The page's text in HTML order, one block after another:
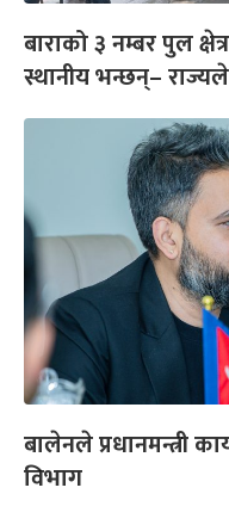
बाराको ३ नम्बर पुल
स्थानीय भन्छन्–
बालेनले प्रधानमन्त्री
विभाग